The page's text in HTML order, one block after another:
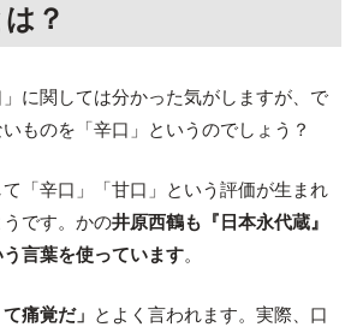
は？
に関しては分かった気がしますが、で
ものを「辛口」というのでしょう？
「辛口」「甘口」という評価が生まれ
です。かの井原西鶴も『日本永代蔵』
言葉を使っています。
痛覚だ」 とよく言われます。実際、口